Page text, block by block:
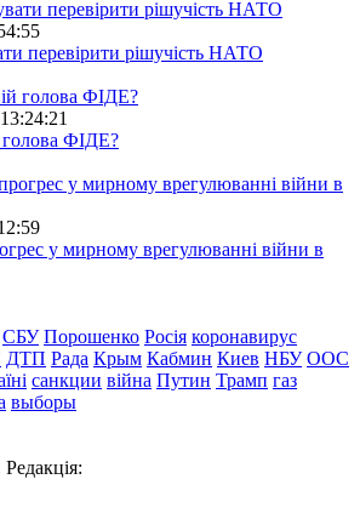
перевірити рішучість НАТО
голова ФІДЕ?
у мирному врегулюванні війни в
СБУ Порошенко Росія коронавирус
ДТП Рада Крым Кабмин Киев НБУ ООС
санкции війна Путин Трамп газ
выборы
Редакція: